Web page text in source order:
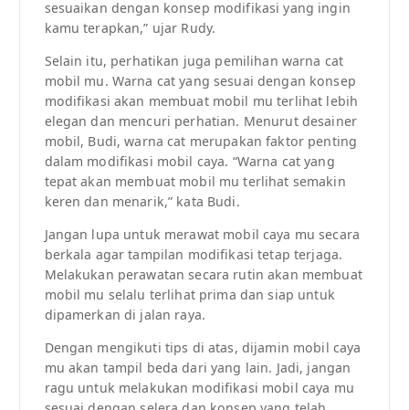
sesuaikan dengan konsep modifikasi yang ingin
kamu terapkan,” ujar Rudy.
Selain itu, perhatikan juga pemilihan warna cat
mobil mu. Warna cat yang sesuai dengan konsep
modifikasi akan membuat mobil mu terlihat lebih
elegan dan mencuri perhatian. Menurut desainer
mobil, Budi, warna cat merupakan faktor penting
dalam modifikasi mobil caya. “Warna cat yang
tepat akan membuat mobil mu terlihat semakin
keren dan menarik,” kata Budi.
Jangan lupa untuk merawat mobil caya mu secara
berkala agar tampilan modifikasi tetap terjaga.
Melakukan perawatan secara rutin akan membuat
mobil mu selalu terlihat prima dan siap untuk
dipamerkan di jalan raya.
Dengan mengikuti tips di atas, dijamin mobil caya
mu akan tampil beda dari yang lain. Jadi, jangan
ragu untuk melakukan modifikasi mobil caya mu